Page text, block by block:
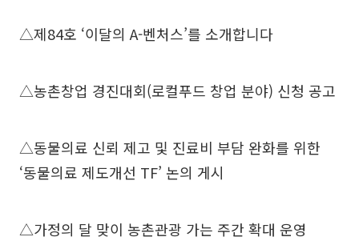
△제84호 ‘이달의 A-벤처스’를 소개합니다
△농촌창업 경진대회(로컬푸드 창업 분야) 신청 공고
△동물의료 신뢰 제고 및 진료비 부담 완화를 위한
‘동물의료 제도개선 TF’ 논의 게시
△가정의 달 맞이 농촌관광 가는 주간 확대 운영